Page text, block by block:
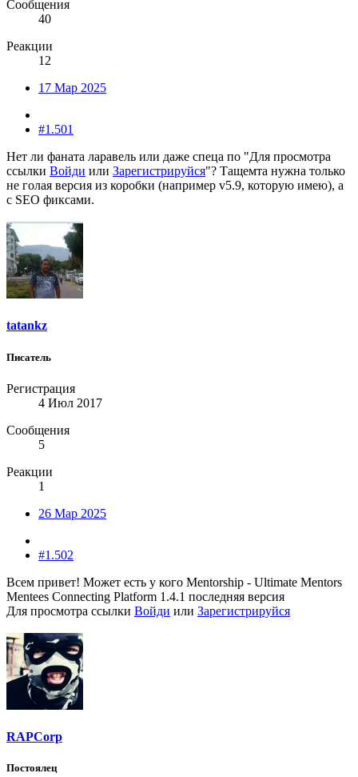
Сообщения
40
Реакции
12
17 Мар 2025
#1.501
Нет ли фаната ларавель или даже спеца по "Для просмотра
ссылки Войди или Зарегистрируйся"? Тащемта нужна только
не голая версия из коробки (например v5.9, которую имею), а
с SEO фиксами.
tatankz
Писатель
Регистрация
4 Июл 2017
Сообщения
5
Реакции
1
26 Мар 2025
#1.502
Всем привет! Может есть у кого Mentorship - Ultimate Mentors
Mentees Connecting Platform 1.4.1 последняя версия
Для просмотра ссылки Войди или Зарегистрируйся
RAPCorp
Постоялец